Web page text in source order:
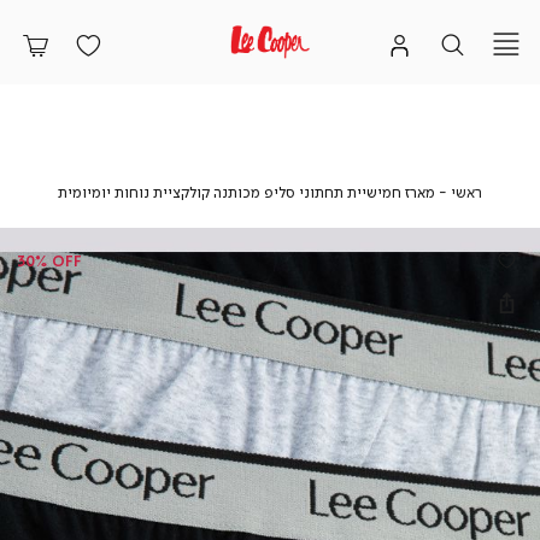
ראשי ראשימארז חמישיית תחתוני סליפ מכותנה קולקציית נוחות יומיומיתמארז
תחתוני
סליפ
מכותנה
קולקציית
נוחות
יומיומית
30% OFF